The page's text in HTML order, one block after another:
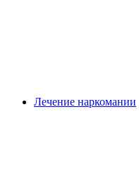
Лечение наркомании